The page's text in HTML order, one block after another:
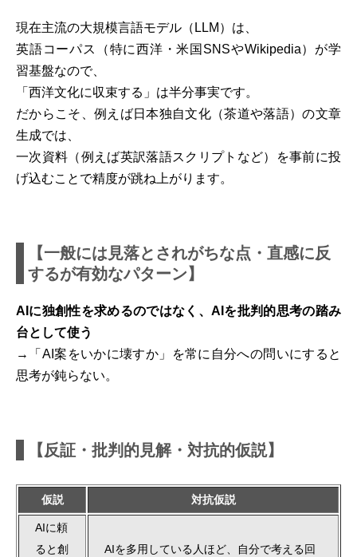
現在主流の大規模言語モデル（LLM）は、
英語コーパス（特に西洋・米国SNSやWikipedia）が学
習基盤なので、
「西洋文化に収束する」は半分事実です。
だからこそ、例えば日本独自文化（茶道や落語）の文章
生成では、
一次資料（例えば英訳落語スクリプトなど）を事前に投
げ込むことで精度が跳ね上がります。
【一般には見落とされがちな点・直感に反
するが有効なパターン】
AIに独創性を求めるのではなく、AIを批判的思考の踏み
台として使う
→「AI案をいかに壊すか」を常に自分への問いにすると
思考が鈍らない。
【反証・批判的見解・対抗的仮説】
仮説 対抗仮説
AIに頼
ると創
AIを多用している人ほど、自分で考える回